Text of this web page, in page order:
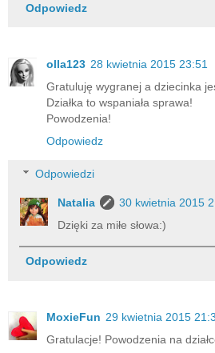
Odpowiedz
olla123 28 kwietnia 2015 23:51
Gratuluję wygranej a dziecinka
Działka to wspaniała sprawa!
Powodzenia!
Odpowiedz
Odpowiedzi
Natalia
30 kwietnia 2015
Dzięki za miłe słowa:)
Odpowiedz
MoxieFun 29 kwietnia 2015
Gratulacje! Powodzenia na